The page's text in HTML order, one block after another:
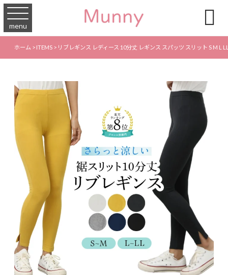
menu 
ホーム >ITEMS > リブレギンス レディース 10分丈 レギンス スパッツ スリット S M